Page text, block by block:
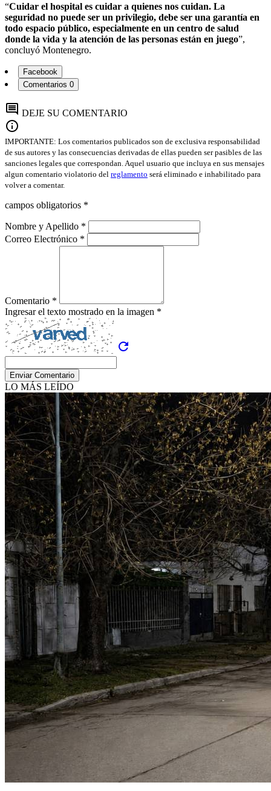
“Cuidar el hospital es cuidar a quienes nos cuidan. La
seguridad no puede ser un privilegio, debe ser una garantía en
todo espacio público, especialmente en un centro de salud
donde la vida y la atención de las personas están en juego”,
concluyó Montenegro.
Facebook
Comentarios 0
comment DEJE SU COMENTARIO
info
IMPORTANTE: Los comentarios publicados son de exclusiva responsabilidad
de sus autores y las consecuencias derivadas de ellas pueden ser pasibles de las
sanciones legales que correspondan. Aquel usuario que incluya en sus mensajes
algun comentario violatorio del reglamento será eliminado e inhabilitado para
volver a comentar.
campos obligatorios *
Nombre y Apellido *
Correo Electrónico *
Comentario *
Ingresar el texto mostrado en la imagen *
refresh
Enviar Comentario
LO MÁS LEÍDO